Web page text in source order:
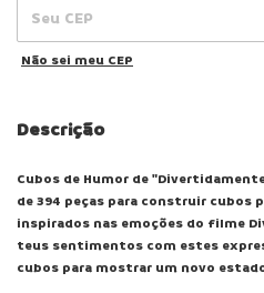
Não sei meu CEP
Descrição
Cubos de Humor de
de 394 peças para construir cubos
inspirados nas emoções do filme
teus sentimentos com estes
cubos para mostrar um novo